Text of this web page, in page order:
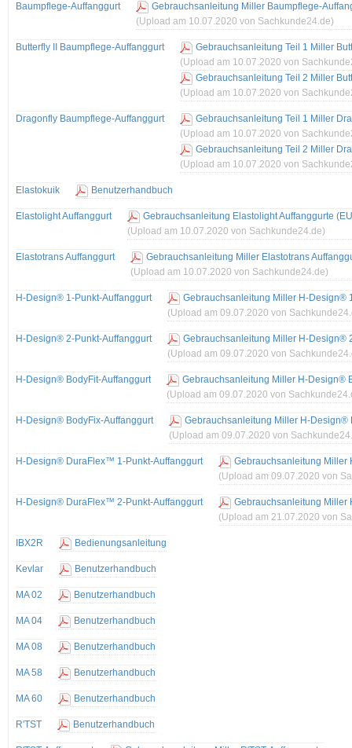
Baumpflege-Auffanggurt
Gebrauchsanleitung Miller Baumpflege-
(Upload am 10.07.2020 von Sachkunde24.de)
Butterfly II Baumpflege-Auffanggurt
Gebrauchsanleitung Teil 1 Miller
(Upload am 10.07.2020 von
Gebrauchsanleitung Teil 2 Miller
(Upload am 10.07.2020 von
Dragonfly Baumpflege-Auffanggurt
Gebrauchsanleitung Teil 1 Miller
(Upload am 10.07.2020 von
Gebrauchsanleitung Teil 2 Miller
(Upload am 10.07.2020 von
Elastokuik Benutzerhandbuch
Elastolight Auffanggurt
Gebrauchsanleitung Elastolight Auffanggurte
(Upload am 10.07.2020 von Sachkunde24.de)
Elastotrans Auffanggurt
Gebrauchsanleitung Miller Elastotrans
(Upload am 10.07.2020 von Sachkunde24.de)
H-Design® 1-Punkt-Auffanggurt
Gebrauchsanleitung Miller H-Design®
(Upload am 09.07.2020 von
H-Design® 2-Punkt-Auffanggurt
Gebrauchsanleitung Miller H-Design®
(Upload am 09.07.2020 von
H-Design® BodyFit-Auffanggurt
Gebrauchsanleitung Miller H-Design®
(Upload am 09.07.2020 von
H-Design® BodyFix-Auffanggurt
Gebrauchsanleitung Miller H-Design®
(Upload am 09.07.2020 von
H-Design® DuraFlex™ 1-Punkt-Auffanggurt
Gebrauchsanleitung
(Upload am 09.07.2020 von
H-Design® DuraFlex™ 2-Punkt-Auffanggurt
Gebrauchsanleitung
(Upload am 21.07.2020 von
IBX2R Bedienungsanleitung
Kevlar Benutzerhandbuch
MA 02 Benutzerhandbuch
MA 04 Benutzerhandbuch
MA 08 Benutzerhandbuch
MA 58 Benutzerhandbuch
MA 60 Benutzerhandbuch
R'TST Benutzerhandbuch